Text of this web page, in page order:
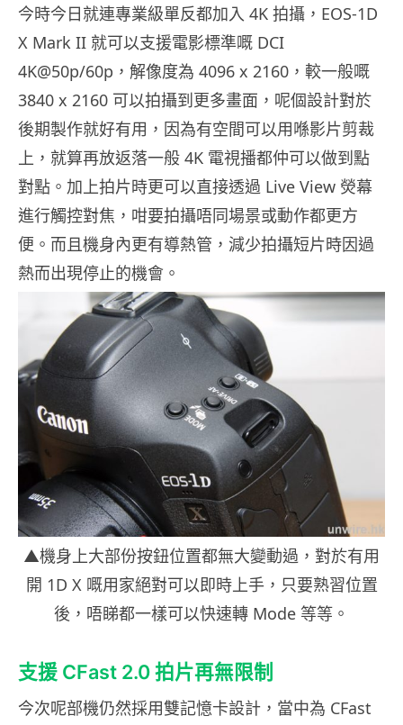
今時今日就連專業級單反都加入 4K 拍攝，EOS-1D
X Mark II 就可以支援電影標準嘅 DCI
4K@50p/60p，解像度為 4096 x 2160，較一般嘅
3840 x 2160 可以拍攝到更多畫面，呢個設計對於
後期製作就好有用，因為有空間可以用喺影片剪裁
上，就算再放返落一般 4K 電視播都仲可以做到點
對點。加上拍片時更可以直接透過 Live View 熒幕
進行觸控對焦，咁要拍攝唔同場景或動作都更方
便。而且機身內更有導熱管，減少拍攝短片時因過
熱而出現停止的機會。
▲機身上大部份按鈕位置都無大變動過，對於有用
開 1D X 嘅用家絕對可以即時上手，只要熟習位置
後，唔睇都一樣可以快速轉 Mode 等等。
支援 CFast 2.0 拍片再無限制
今次呢部機仍然採用雙記憶卡設計，當中為 CFast